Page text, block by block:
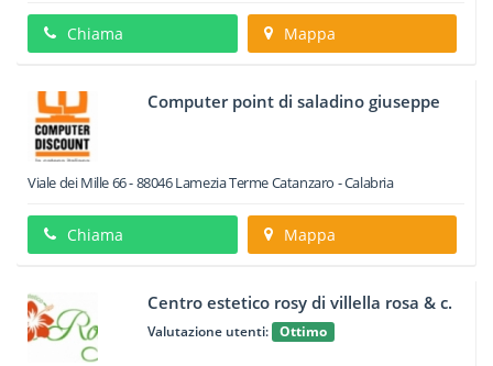
Chiama Mappa
Computer point di saladino giuseppe
Viale dei Mille 66-88046Lamezia TermeCatanzaro -Calabria
Chiama Mappa
Centro estetico rosy di villella rosa & c.
Valutazione utenti: Ottimo